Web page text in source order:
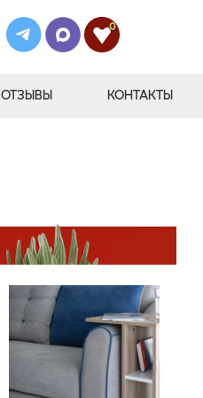
0
ОТЗЫВЫ КОНТАКТЫ